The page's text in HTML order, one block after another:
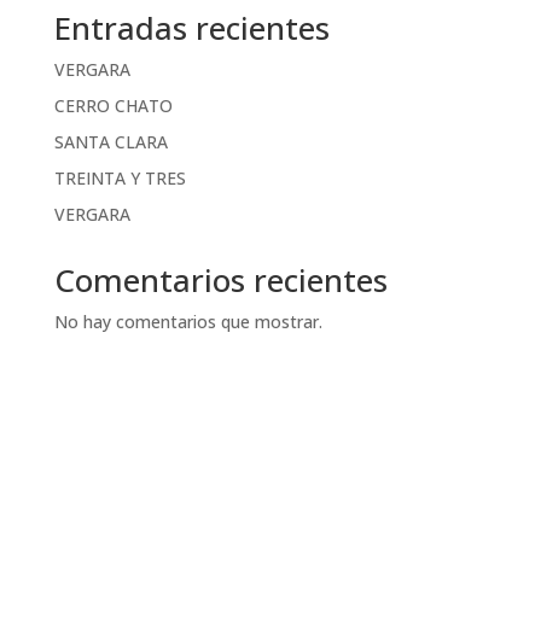
Entradas recientes
VERGARA
CERRO CHATO
SANTA CLARA
TREINTA Y TRES
VERGARA
Comentarios recientes
No hay comentarios que mostrar.